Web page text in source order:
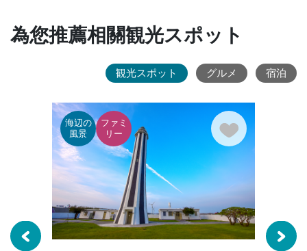
為您推薦相關観光スポット
観光スポット グルメ 宿泊
海辺の
風景
ファミ
リー